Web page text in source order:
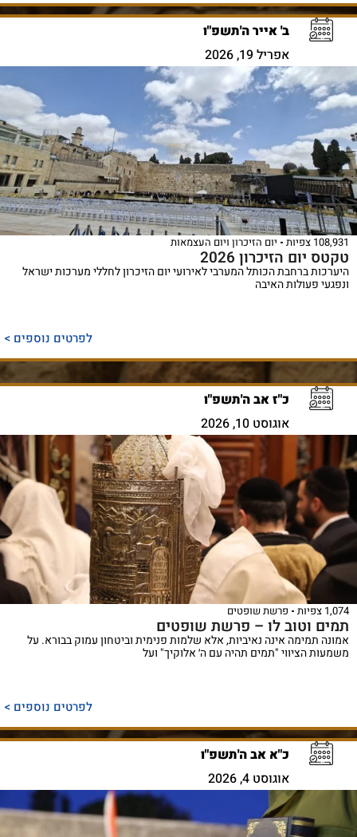
ב' אייר ה'תשפ"ו
אפריל 19, 2026
108,931 צפיות יום הזיכרון ויום העצמאות
טקטס יום הזיכרון 2026
היערכות ברחבת הכותל המערבי לאירועי יום הזיכרון לחללי מערכות ישראל
ונפגעי פעולות האיבה
לפרטים נוספים >
כ"ז אב ה'תשפ"ו
אוגוסט 10, 2026
1,074 צפיות פרשת שופטים
תמים וטוב לו – פרשת שופטים
אמונה תמימה אינה נאיביות, אלא שלמות פנימית וביטחון עמוק בבורא. על
משמעות הציווי "תמים תהיה עם ה׳ אלוקיך" ועל
לפרטים נוספים >
כ"א אב ה'תשפ"ו
אוגוסט 4, 2026